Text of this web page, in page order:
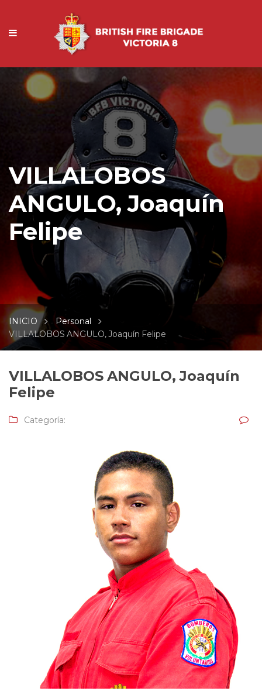
VILLALOBOS
ANGULO, Joaquín
Felipe
INICIO
Personal
VILLALOBOS ANGULO, Joaquín Felipe
VILLALOBOS ANGULO, Joaquín
Felipe
Categoría: